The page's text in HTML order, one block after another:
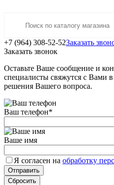
+7 (964) 308-52-52Заказать
Заказать звонок
Оставьте Ваше сообщение и
специалисты свяжутся с Вами
решения Вашего вопроса.
Ваш телефон*
Ваше имя
Я согласен на обработку